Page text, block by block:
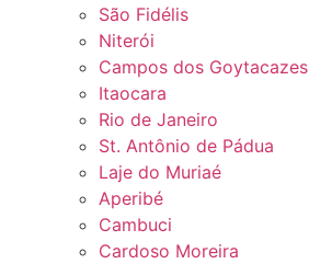
São Fidélis
Niterói
Campos dos Goytacazes
Itaocara
Rio de Janeiro
St. Antônio de Pádua
Laje do Muriaé
Aperibé
Cambuci
Cardoso Moreira